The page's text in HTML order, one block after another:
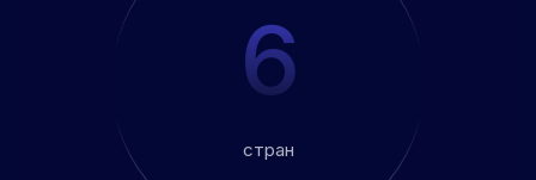
стран
6